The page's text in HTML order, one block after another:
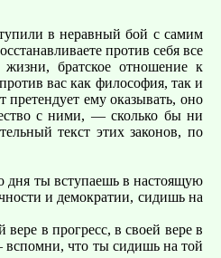
в неравный бой с самим
против себя все
братское отношение к
вас как философия, так и
ему оказывать, оно
с ними, — сколько бы ни
текст этих законов, по
дня ты вступаешь в настоящую
и демократии, сидишь на
в прогресс, в своей вере в
вспомни, что ты сидишь на той